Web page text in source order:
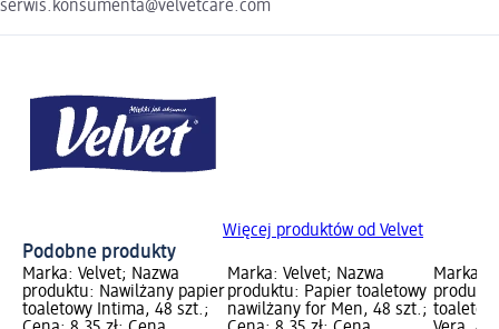
serwis.konsumenta@velvetcare.com
Więcej produktów od Velvet
Podobne produkty
Marka: Velvet; Nazwa
produktu: Nawilżany papier
toaletowy Intima, 48 szt.;
Marka: Velvet; Nazwa
produktu: Papier toaletowy
nawilżany for Men, 48 szt.;
Marka: